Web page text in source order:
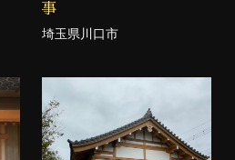
事
埼玉県川口市